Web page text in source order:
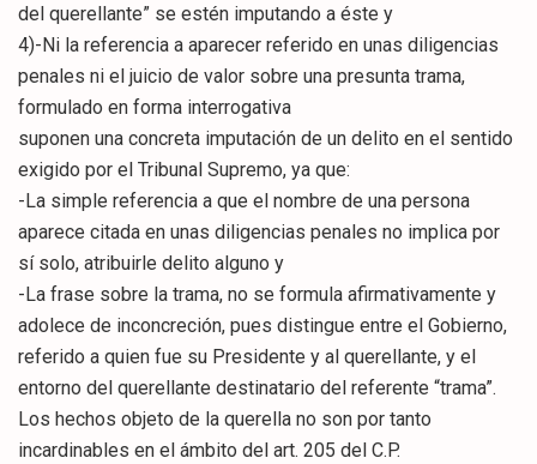
del querellante” se estén imputando a éste y
4)-Ni la referencia a aparecer referido en unas diligencias
penales ni el juicio de valor sobre una presunta trama,
formulado en forma interrogativa
suponen una concreta imputación de un delito en el sentido
exigido por el Tribunal Supremo, ya que:
-La simple referencia a que el nombre de una persona
aparece citada en unas diligencias penales no implica por
sí solo, atribuirle delito alguno y
-La frase sobre la trama, no se formula afirmativamente y
adolece de inconcreción, pues distingue entre el Gobierno,
referido a quien fue su Presidente y al querellante, y el
entorno del querellante destinatario del referente “trama”.
Los hechos objeto de la querella no son por tanto
incardinables en el ámbito del art. 205 del C.P.